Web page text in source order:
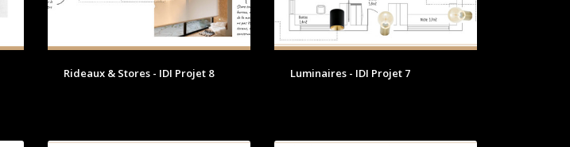
Rideaux & Stores - IDI Projet 8 Luminaires - IDI Projet 7